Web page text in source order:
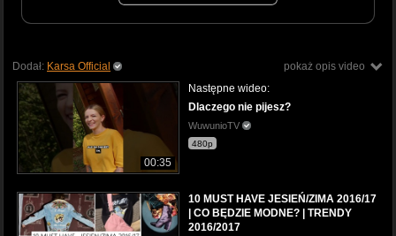
pokaż opis video
Dodał: Karsa Official
00:35
Następne wideo:
Dlaczego nie pijesz?
WuwunioTV
480p
10 MUST HAVE JESIEŃ/ZIMA 2016/17
| CO BĘDZIE MODNE? | TRENDY
2016/2017